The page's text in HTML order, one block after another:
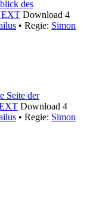
des
Download 4
• Regie: Simon
Seite der
Download 4
• Regie: Simon